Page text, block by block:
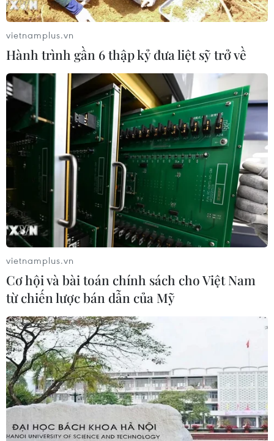
Lợi nhuận của nhiều công ty chứng khoán
sụt giảm đáng kể
24/07/2019 08:11
Công ty cổ phần Chứng khoán SSI có tổng lợi nhuận
hợp nhất trước thuế trong 6 tháng đầu năm là 510 tỷ
đồng, chỉ đạt 30% kế hoạch trong khi lợi nhuận sau
thuế của HSC giảm 45% so với cùng kỳ năm trước.
vietnamplus.vn
Hành trình gần 6 thập kỷ đưa liệt sỹ trở về
vietnamplus.vn
Cơ hội và bài toán chính sách cho Việt Nam
từ chiến lược bán dẫn của Mỹ